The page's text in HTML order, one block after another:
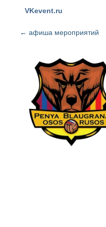
VKevent.ru
← афиша мероприятий